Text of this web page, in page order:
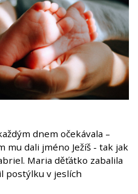
dnem očekávala –
mu dali jméno Ježíš - tak jak
Maria děťátko zabalila
postýlku v jeslích